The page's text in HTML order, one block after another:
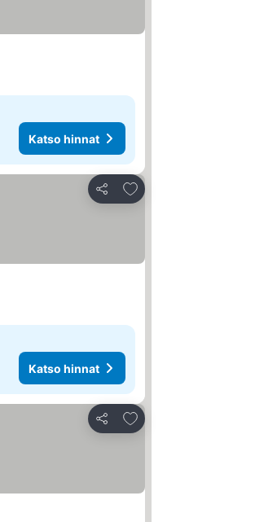
Katso hinnat
Jaa
Lisää suosikkeihin
Katso hinnat
Jaa
Lisää suosikkeihin